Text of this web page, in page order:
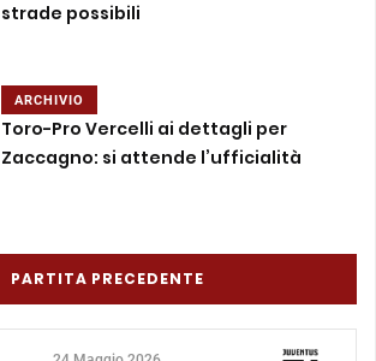
strade possibili
ARCHIVIO
Toro-Pro Vercelli ai dettagli per
Zaccagno: si attende l’ufficialità
PARTITA PRECEDENTE